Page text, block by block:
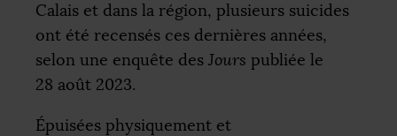
Calais et dans la région, plusieurs suicides
ont été recensés ces dernières années,
selon une enquête des Jours publiée le
28 août 2023.
Épuisées physiquement et